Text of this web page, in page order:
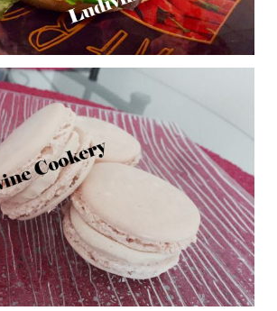
0
à la vanille et
aux framboises
le 04/12/2016 à 19:33